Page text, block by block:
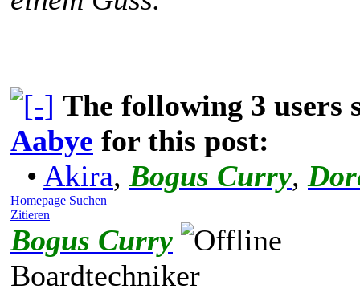
The following 3 users
Aabye for this post:
• Akira, Bogus Curry,
Homepage Suchen
Zitieren
Bogus Curry
Boardtechniker